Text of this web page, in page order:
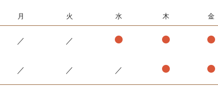
月 火 水 木 金
／ ／
／ ／ ／